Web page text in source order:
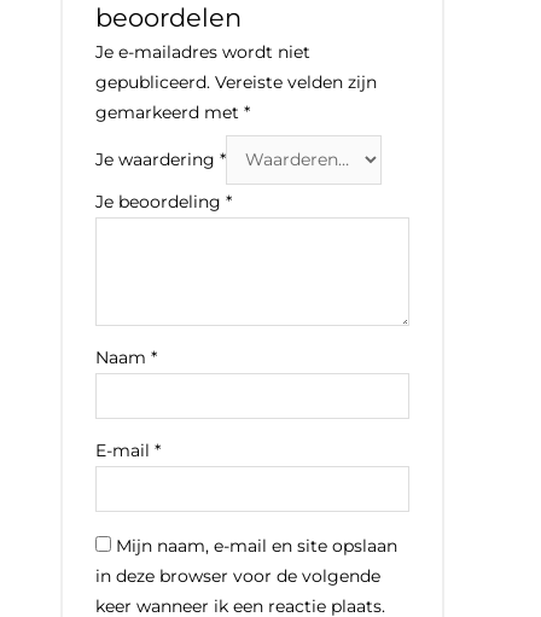
beoordelen
Je e-mailadres wordt niet
gepubliceerd. Vereiste velden zijn
gemarkeerd met*
Je waardering*
Je beoordeling*
Naam*
E-mail*
Mijn naam, e-mail en site opslaan
in deze browser voor de volgende
keer wanneer ik een reactie plaats.